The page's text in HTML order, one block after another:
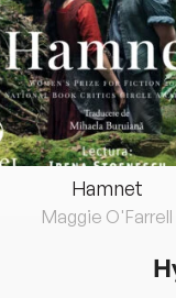
Hamnet
Maggie O'Farrell